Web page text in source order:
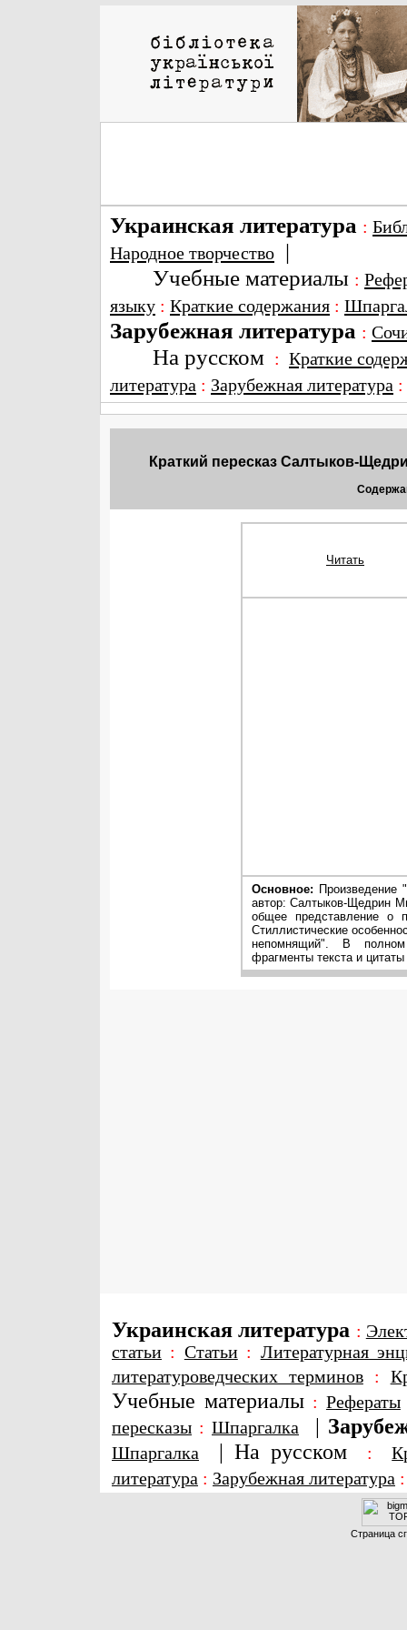
Украинская литература :
Народное творчество |
Учебные материалы :
языку : Краткие содержания :
Зарубежная литература :
На русском : Краткие
литература : Зарубежная литература
Краткий пересказ Салтыков-
Читать
Основное: Произведение
автор: Салтыков-Щедрин
общее представление о
Стиллистические
непомнящий". В
фрагменты текста и цитаты
Украинская литература :
статьи : Статьи: Литературная
литературоведческих терминов:
Учебные материалы : Рефераты
пересказы : Шпаргалка |
Шпаргалка | На русском :
литература : Зарубежная литература
Страница